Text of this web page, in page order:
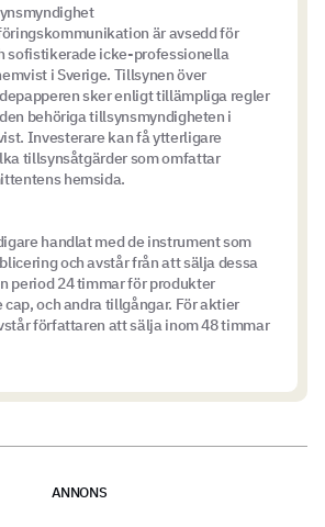
är avsedd för
sofistikerade icke-professionella
i Sverige. Tillsynen över
sker enligt tillämpliga regler
behöriga tillsynsmyndigheten i
Investerare kan få ytterligare
tillsynsåtgärder som omfattar
hemsida.
handlat med de instrument som
och avstår från att sälja dessa
period 24 timmar för produkter
och andra tillgångar. För aktier
författaren att sälja inom 48 timmar
ANNONS